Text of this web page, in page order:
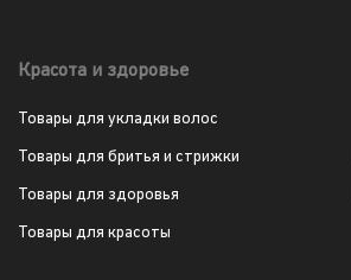
Красота и здоровье
Товары для укладки волос
Товары для бритья и стрижки
Товары для здоровья
Товары для красоты